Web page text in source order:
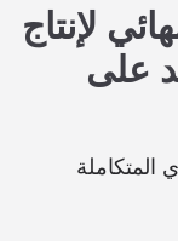
لإنتاج
على
المتكاملة